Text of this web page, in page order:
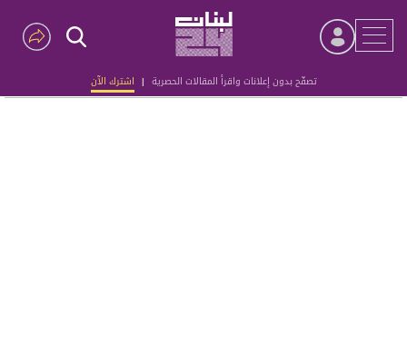
تصفّح بدون إعلانات واقرأ المقالات الحصرية | اشترك الآن
Advertisement